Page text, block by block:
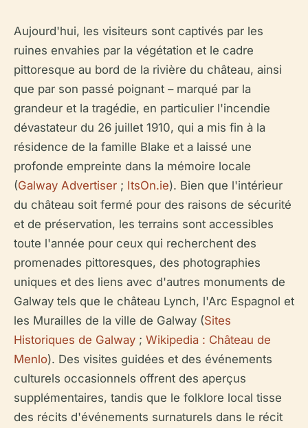
Aujourd'hui, les visiteurs sont captivés par les
ruines envahies par la végétation et le cadre
pittoresque au bord de la rivière du château, ainsi
que par son passé poignant – marqué par la
grandeur et la tragédie, en particulier l'incendie
dévastateur du 26 juillet 1910, qui a mis fin à la
résidence de la famille Blake et a laissé une
profonde empreinte dans la mémoire locale
(Galway Advertiser ; ItsOn.ie). Bien que l'intérieur
du château soit fermé pour des raisons de sécurité
et de préservation, les terrains sont accessibles
toute l'année pour ceux qui recherchent des
promenades pittoresques, des photographies
uniques et des liens avec d'autres monuments de
Galway tels que le château Lynch, l'Arc Espagnol et
les Murailles de la ville de Galway (Sites
Historiques de Galway ; Wikipedia : Château de
Menlo). Des visites guidées et des événements
culturels occasionnels offrent des aperçus
supplémentaires, tandis que le folklore local tisse
des récits d'événements surnaturels dans le récit